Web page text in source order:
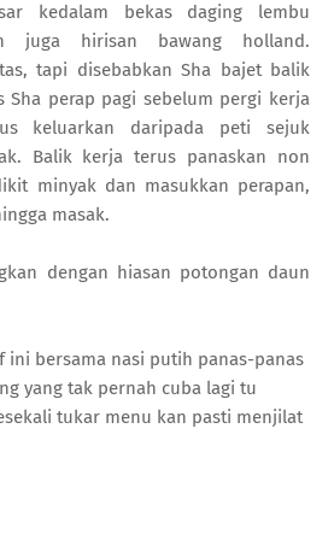
kedalam bekas daging lembu
juga hirisan bawang holland.
tapi disebabkan Sha bajet balik
Sha perap pagi sebelum pergi kerja
keluarkan daripada peti sejuk
Balik kerja terus panaskan non
minyak dan masukkan perapan,
masak.
dengan hiasan potongan daun
ini bersama nasi putih panas-panas
yang tak pernah cuba lagi tu
tukar menu kan pasti menjilat